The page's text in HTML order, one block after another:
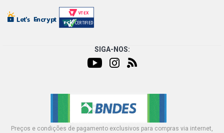
SIGA-NOS:
Preços e condições de pagamento exclusivos para compras via internet,